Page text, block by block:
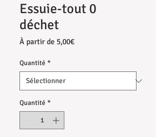
Essuie-tout 0
déchet
À partir de 5,00€Prix
Quantité *
Quantité *